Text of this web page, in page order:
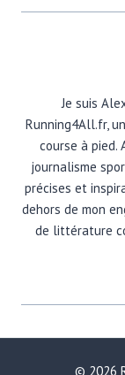
Je suis
Running4All.fr,
course à pied.
journalisme
précises et
dehors de mon
de littérature
© 2026